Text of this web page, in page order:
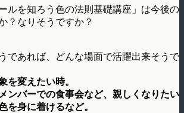
ルを知ろう色の法則基礎講座」は今後の
？なりそうですか？
であれば、どんな場面で活躍出来そうで
を変えたい時。
ンバーでの食事会など、親しくなりたい
を身に着けるなど。